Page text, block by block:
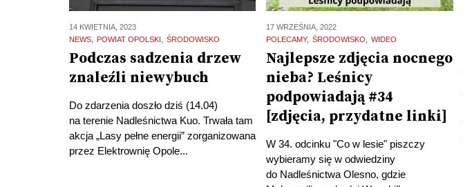
14 KWIETNIA, 2023
NEWS
POWIAT OPOLSKI ŚRODOWISKO
Podczas sadzenia drzew
znaleźli niewybuch
Do zdarzenia doszło dziś (14.04)
na terenie Nadleśnictwa Kuo. Trwała tam
akcja „Lasy pełne energii” zorganizowana
przez Elektrownię Opole...
17 WRZEŚNIA, 2022
POLECAMY
ŚRODOWISKO WIDEO
Najlepsze zdjęcia nocnego
nieba? Leśnicy
podpowiadają #34
[zdjęcia, przydatne linki]
W 34. odcinku "Co w lesie" piszczy
wybieramy się w odwiedziny
do Nadleśnictwa Olesno, gdzie